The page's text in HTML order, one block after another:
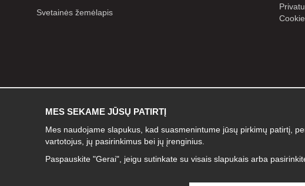
Svetainės žemėlapis
MES SEKAME JŪSŲ PATIRTĮ
Mes naudojame slapukus, kad suasmenintume jūsų pirkimų patirtį,
vartotojus, jų pasirinkimus bei jų įrenginius.
Paspauskite "Gerai", jeigu sutinkate su visais slapukais arba